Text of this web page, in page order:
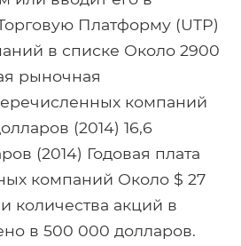
Платформу (UTP)
в списке Около 2900
рыночная
компаний
(2014) 16,6
(2014) Годовая плата
компаний Около $ 27
количества акций в
в 500 000 долларов.